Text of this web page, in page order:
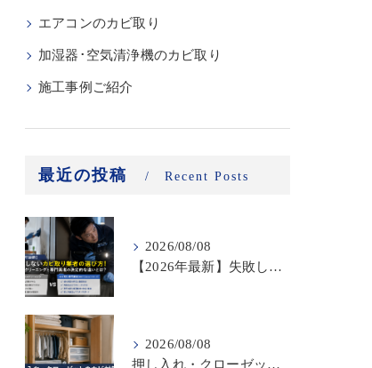
エアコンのカビ取り
加湿器･空気清浄機のカビ取り
施工事例ご紹介
最近の投稿 Recent Posts
2026/08/08
【2026年最新】失敗しないカビ取り業者の選び方！ハウスクリーニングと専門業者の決定的な違いとは？
2026/08/08
押し入れ・クローゼットのカビ対策｜衣類と布団を守る収納のコツをプロが解説